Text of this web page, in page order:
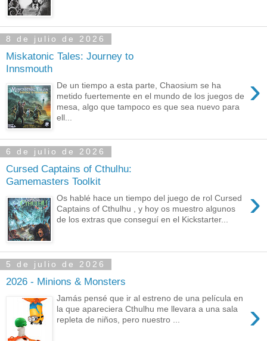
8 de julio de 2026
Miskatonic Tales: Journey to
Innsmouth
›
De un tiempo a esta parte, Chaosium se ha
metido fuertemente en el mundo de los juegos de
mesa, algo que tampoco es que sea nuevo para
ell...
6 de julio de 2026
Cursed Captains of Cthulhu:
Gamemasters Toolkit
›
Os hablé hace un tiempo del juego de rol Cursed
Captains of Cthulhu , y hoy os muestro algunos
de los extras que conseguí en el Kickstarter...
5 de julio de 2026
2026 - Minions & Monsters
›
Jamás pensé que ir al estreno de una película en
la que apareciera Cthulhu me llevara a una sala
repleta de niños, pero nuestro ...